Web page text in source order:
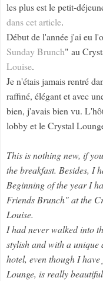
les plus est le petit-
dans cet article.
Début de l'année j'ai eu
Sunday Brunch" au
Louise.
Je n'étais jamais rentré
raffiné, élégant et avec
bien, j'avais bien vu.
lobby et le Crystal
This is nothing new, if
the breakfast. Besides, I
Beginning of the year I
Friends Brunch" at the
Louise.
I had never walked into
stylish and with a unique
hotel, even though I
Lounge, is really